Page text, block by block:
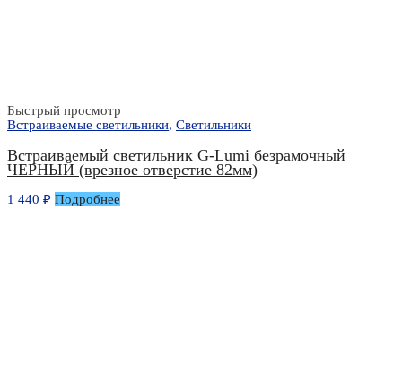
Быстрый просмотр
Встраиваемые светильники, Светильники
Встраиваемый светильник G-Lumi безрамочный
ЧЕРНЫЙ (врезное отверстие 82мм)
1 440 ₽ Подробнее